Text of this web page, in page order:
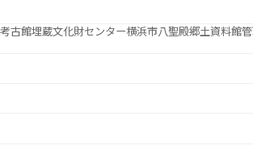
古館埋蔵文化財センター横浜市八聖殿郷土資料館